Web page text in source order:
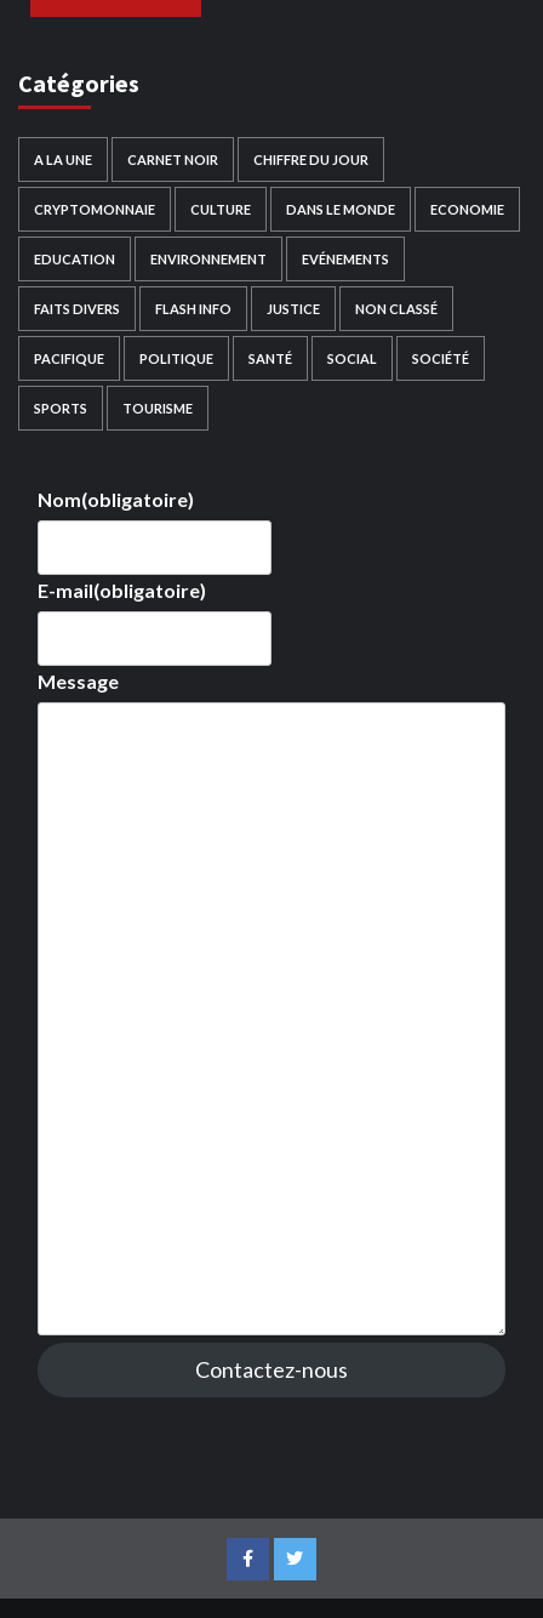
Catégories
A LA UNE CARNET NOIR CHIFFRE DU JOUR
CRYPTOMONNAIE CULTURE DANS LE MONDE ECONOMIE
EDUCATION ENVIRONNEMENT EVÉNEMENTS
FAITS DIVERS FLASH INFO JUSTICE NON CLASSÉ
PACIFIQUE POLITIQUE SANTÉ SOCIAL SOCIÉTÉ
SPORTS TOURISME
Nom(obligatoire)
E-mail(obligatoire)
Message
Contactez-nous
FacebookTwitter